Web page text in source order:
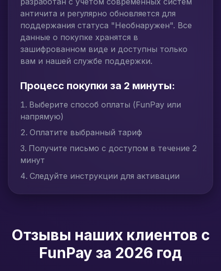
античита и регулярно обновляется для
поддержания статуса "Необнаружен". Все
данные о покупке хранятся в
зашифрованном виде и доступны только
вам и нашей службе поддержки.
Процесс покупки за 2 минуты:
Выберите способ оплаты (FunPay или
напрямую)
Оплатите выбранный тариф
Получите письмо с доступом в течение 2
минут
Следуйте инструкции для активации
Отзывы наших клиентов с
FunPay за 2026 год